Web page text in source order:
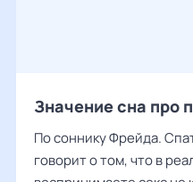
Значение сна про
По соннику Фрейда.
говорит о том, что в